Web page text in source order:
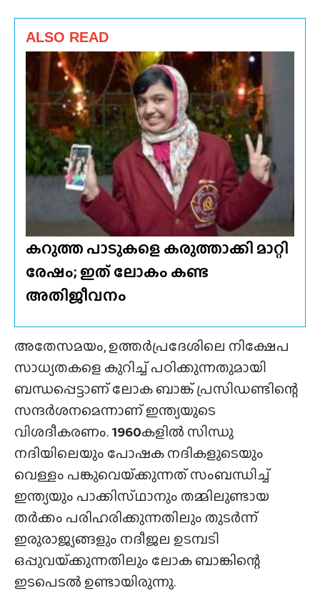
ALSO READ
കറുത്ത പാടുകളെ കരുത്താക്കി മാറ്റി
രേഷം; ഇത് ലോകം കണ്ട
അതിജീവനം
അതേസമയം, ഉത്തർപ്രദേശിലെ നിക്ഷേപ
സാധ്യതകളെ കുറിച്ച് പഠിക്കുന്നതുമായി
ബന്ധപ്പെട്ടാണ് ലോക ബാങ്ക് പ്രസിഡണ്ടിന്റെ
സന്ദർശനമെന്നാണ് ഇന്ത്യയുടെ
വിശദീകരണം.1960കളിൽ സിന്ധു
നദിയിലെയും പോഷക നദികളുടെയും
വെള്ളം പങ്കുവെയ്‌ക്കുന്നത് സംബന്ധിച്ച്
ഇന്ത്യയും പാക്കിസ്‌ഥാനും തമ്മിലുണ്ടായ
തർക്കം പരിഹരിക്കുന്നതിലും തുടർന്ന്
ഇരുരാജ്യങ്ങളും നദീജല ഉടമ്പടി
ഒപ്പുവയ്‌ക്കുന്നതിലും ലോക ബാങ്കിന്റെ
ഇടപെടൽ ഉണ്ടായിരുന്നു.